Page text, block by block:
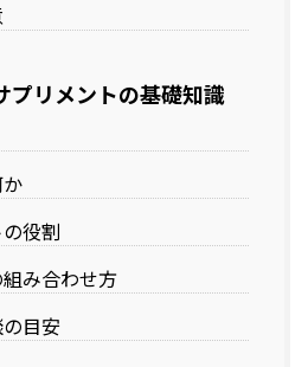
プリメントの基礎知識
役割
み合わせ方
目安